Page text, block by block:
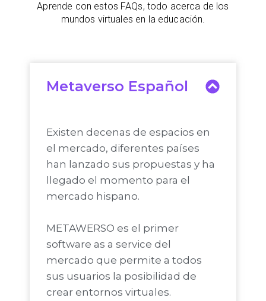
Aprende con estos FAQs, todo acerca de los
mundos virtuales en la educación.
Metaverso Español
Existen decenas de espacios en
el mercado, diferentes países
han lanzado sus propuestas y ha
llegado el momento para el
mercado hispano.
METAWERSO es el primer
software as a service del
mercado que permite a todos
sus usuarios la posibilidad de
crear entornos virtuales.